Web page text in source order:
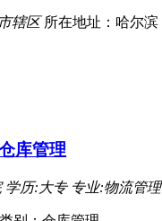
辖区所在地址：哈尔滨
库管理
学历:大专 专业:物流管理